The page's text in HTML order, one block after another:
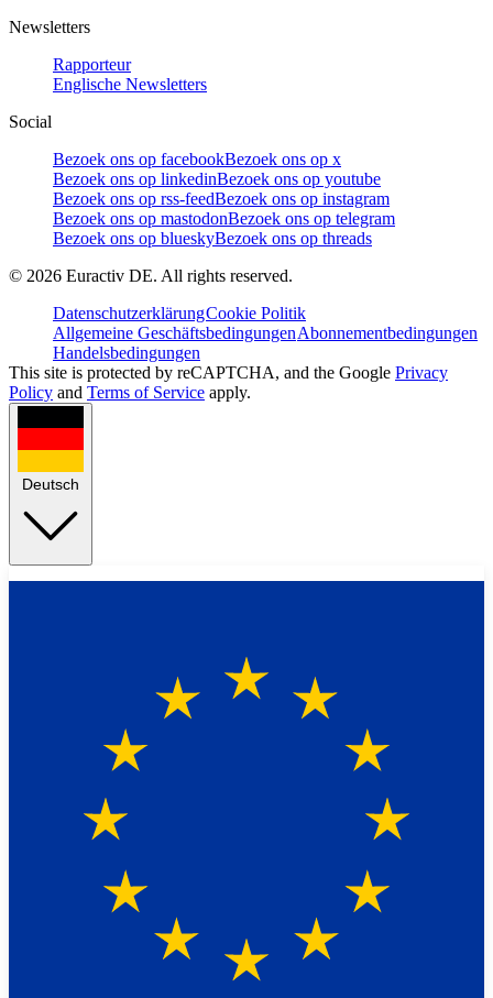
Newsletters
Rapporteur
Englische Newsletters
Social
Bezoek ons op facebookBezoek ons op x
Bezoek ons op linkedinBezoek ons op youtube
Bezoek ons op rss-feedBezoek ons op instagram
Bezoek ons op mastodonBezoek ons op telegram
Bezoek ons op blueskyBezoek ons op threads
© 2026 Euractiv DE. All rights reserved.
DatenschutzerklärungCookie Politik
Allgemeine GeschäftsbedingungenAbonnementbedingungen
Handelsbedingungen
This site is protected by reCAPTCHA, and the Google Privacy
Policy and Terms of Service apply.
Deutsch